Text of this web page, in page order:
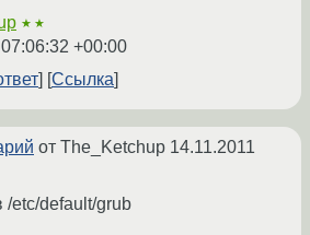
★★
+00:00
Ссылка
от The_Ketchup 14.11.2011
/etc/default/grub